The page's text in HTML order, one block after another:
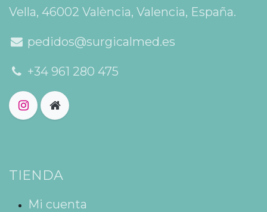
Vella, 46002 València, Valencia, España.
pedidos@surgicalmed.es
+34 961 280 475
TIENDA
Mi cuenta